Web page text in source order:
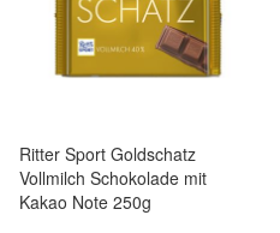
Ritter Sport Goldschatz
Vollmilch Schokolade mit
Kakao Note 250g